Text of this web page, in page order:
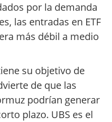
por la demanda
las entradas en ETF
más débil a medio
su objetivo de
de que las
podrían generar
plazo. UBS es el